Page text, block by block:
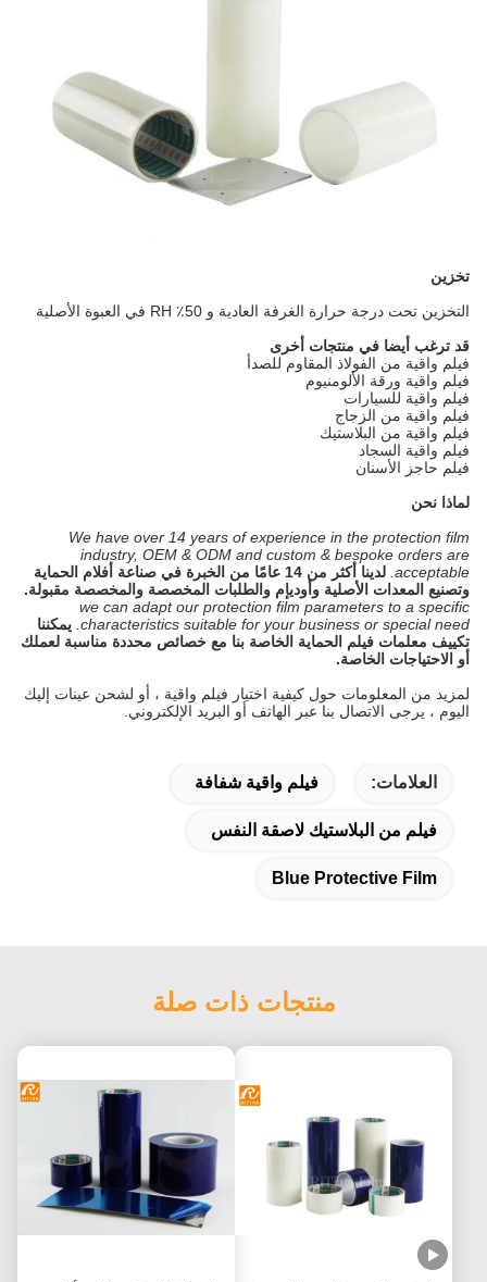
تخزين
التخزين تحت درجة حرارة الغرفة العادية و 50٪ RH في العبوة الأصلية
قد ترغب أيضا في منتجات أخرى
فيلم واقية من الفولاذ المقاوم للصدأ
فيلم واقية ورقة الألومنيوم
فيلم واقية للسيارات
فيلم واقية من الزجاج
فيلم واقية من البلاستيك
فيلم واقية السجاد
فيلم حاجز الأسنان
لماذا نحن
We have over 14 years of experience in the protection film
industry, OEM & ODM and custom & bespoke orders are
acceptable.
لدينا أكثر من 14 عامًا من الخبرة في صناعة أفلام الحماية
وتصنيع المعدات الأصلية وأوديإم والطلبات المخصصة والمخصصة مقبولة.
we can adapt our protection film parameters to a specific
characteristics suitable for your business or special need.
يمكننا
تكييف معلمات فيلم الحماية الخاصة بنا مع خصائص محددة مناسبة لعملك
أو الاحتياجات الخاصة.
لمزيد من المعلومات حول كيفية اختيار فيلم واقية ، أو لشحن عينات إليك
اليوم ، يرجى الاتصال بنا عبر الهاتف أو البريد الإلكتروني.
العلامات: فيلم واقية شفافة
فيلم من البلاستيك لاصقة النفس
Blue Protective Film
منتجات ذات صلة